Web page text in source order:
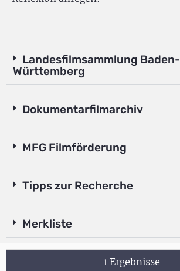
Landesfilmsammlung Baden-
Württemberg
Dokumentarfilmarchiv
MFG Filmförderung
Tipps zur Recherche
Merkliste
1 Ergebnisse